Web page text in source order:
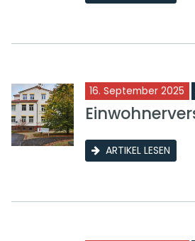
16. September 2025
ARTIKEL LESEN